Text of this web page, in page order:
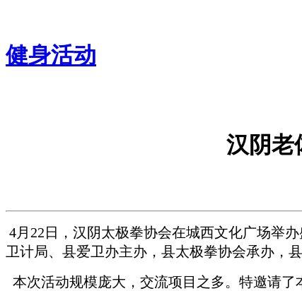
健身活动
汉阴老
4月 22日，汉阴太极拳协会在城西文化广场举
卫计局、县爱卫办主办，县太极拳协会承办，
本次活动规模庞大，交流项目之多。特邀请